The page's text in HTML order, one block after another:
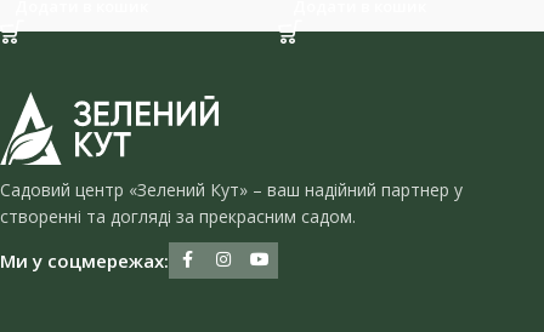
Садовий центр «Зелений Кут» – ваш надійний партнер у
створенні та догляді за прекрасним садом.
Ми у соцмережах: